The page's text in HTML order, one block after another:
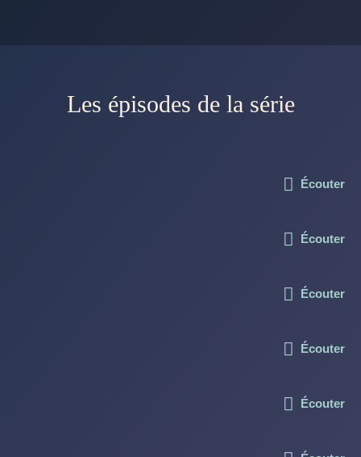
Les épisodes de la série
Écouter
Écouter
Écouter
Écouter
Écouter